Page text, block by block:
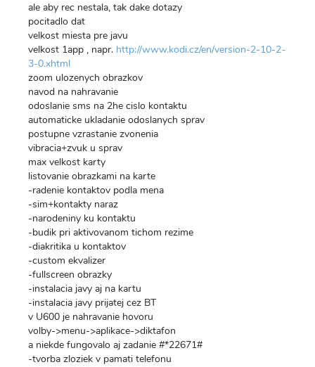
ale aby rec nestala, tak dake dotazy
pocitadlo dat
velkost miesta pre javu
velkost 1app , napr. http://www.kodi.cz/en/version-2-10-2-
3-0.xhtml
zoom ulozenych obrazkov
navod na nahravanie
odoslanie sms na 2he cislo kontaktu
automaticke ukladanie odoslanych sprav
postupne vzrastanie zvonenia
vibracia+zvuk u sprav
max velkost karty
listovanie obrazkami na karte
-radenie kontaktov podla mena
-sim+kontakty naraz
-narodeniny ku kontaktu
-budik pri aktivovanom tichom rezime
-diakritika u kontaktov
-custom ekvalizer
-fullscreen obrazky
-instalacia javy aj na kartu
-instalacia javy prijatej cez BT
v U600 je nahravanie hovoru
volby->menu->aplikace->diktafon
a niekde fungovalo aj zadanie #*22671#
-tvorba zloziek v pamati telefonu